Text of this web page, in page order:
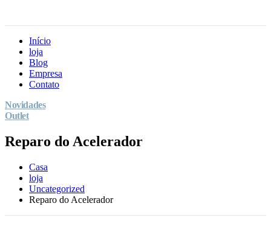
Início
loja
Blog
Empresa
Contato
Novidades
Outlet
Reparo do Acelerador
Casa
loja
Uncategorized
Reparo do Acelerador